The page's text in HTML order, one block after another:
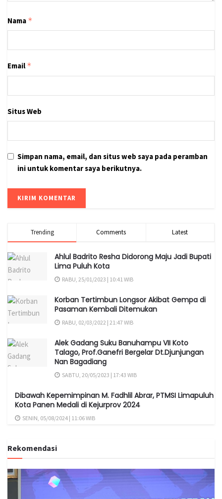
Nama *
Email *
Situs Web
Simpan nama, email, dan situs web saya pada peramban
ini untuk komentar saya berikutnya.
Trending Comments Latest
Ahlul Badrito Resha Didorong Maju Jadi Bupati
Lima Puluh Kota
RABU, 25/01/2023 | 10:41 WIB
Korban Tertimbun Longsor Akibat Gempa di
Pasaman Kembali Ditemukan
RABU, 02/03/2022 | 21:47 WIB
Alek Gadang Suku Banuhampu VII Koto
Talago, Prof.Ganefri Bergelar Dt.Djunjungan
Nan Bagadiang
SABTU, 20/05/2023 | 17:43 WIB
Dibawah Kepemimpinan M. Fadhlil Abrar, PTMSI Limapuluh
Kota Panen Medali di Kejurprov 2024
SENIN, 05/08/2024 | 11:06 WIB
Rekomendasi